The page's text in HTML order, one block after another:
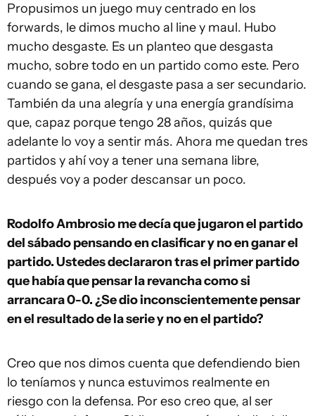
Propusimos un juego muy centrado en los
forwards, le dimos mucho al line y maul. Hubo
mucho desgaste. Es un planteo que desgasta
mucho, sobre todo en un partido como este. Pero
cuando se gana, el desgaste pasa a ser secundario.
También da una alegría y una energía grandísima
que, capaz porque tengo 28 años, quizás que
adelante lo voy a sentir más. Ahora me quedan tres
partidos y ahí voy a tener una semana libre,
después voy a poder descansar un poco.
Rodolfo Ambrosio me decía que jugaron el partido
del sábado pensando en clasificar y no en ganar el
partido. Ustedes declararon tras el primer partido
que había que pensar la revancha como si
arrancara 0-0. ¿Se dio inconscientemente pensar
en el resultado de la serie y no en el partido?
Creo que nos dimos cuenta que defendiendo bien
lo teníamos y nunca estuvimos realmente en
riesgo con la defensa. Por eso creo que, al ser